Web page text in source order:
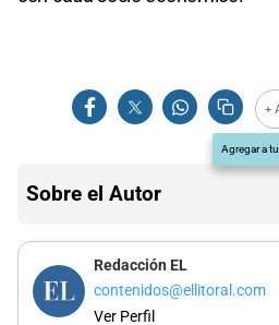
+
Agregar a
Sobre el Autor
Redacción EL
contenidos@ellitoral.com
Ver Perfil